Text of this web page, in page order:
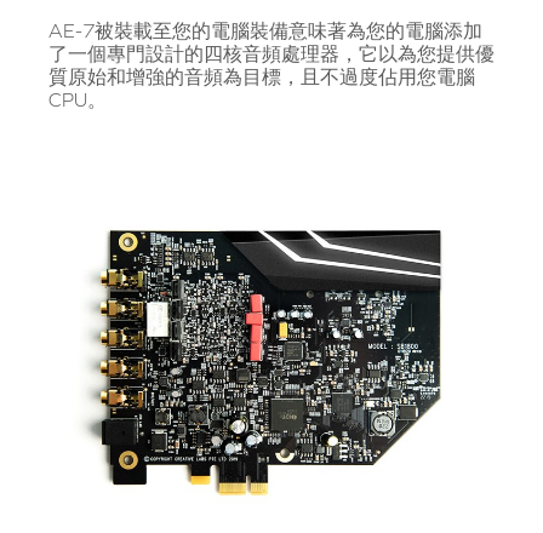
AE-7被裝載至您的電腦裝備意味著為您的電腦添加
了一個專門設計的四核音頻處理器，它以為您提供優
質原始和增強的音頻為目標，且不過度佔用您電腦
CPU。